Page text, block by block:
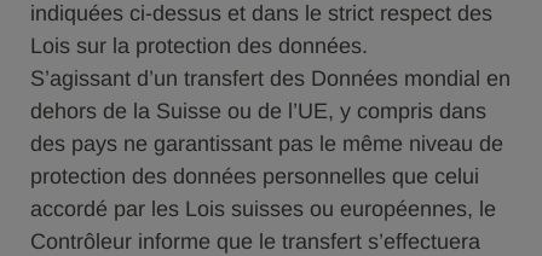
indiquées ci-dessus et dans le strict respect des
Lois sur la protection des données.
S’agissant d’un transfert des Données mondial en
dehors de la Suisse ou de l’UE, y compris dans
des pays ne garantissant pas le même niveau de
protection des données personnelles que celui
accordé par les Lois suisses ou européennes, le
Contrôleur informe que le transfert s’effectuera